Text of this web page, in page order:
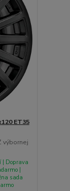
ET35
výbornej
| Doprava
|
sada